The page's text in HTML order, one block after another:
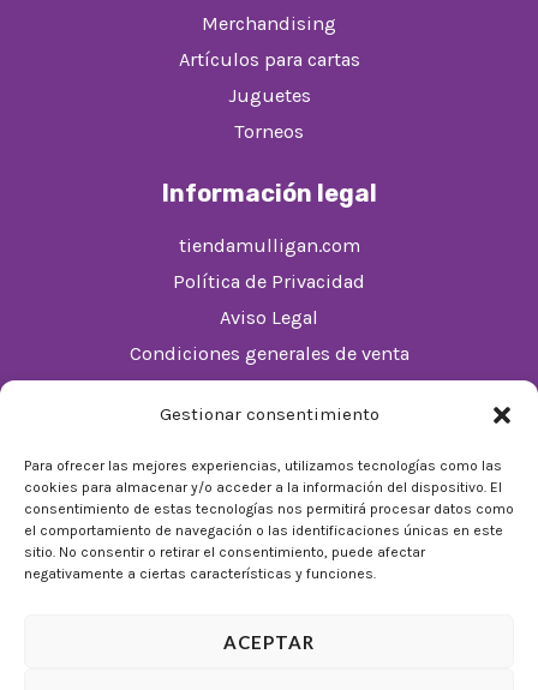
Gestionar consentimiento
Para ofrecer las mejores experiencias, utilizamos tecnologías como las
cookies para almacenar y/o acceder a la información del dispositivo. El
consentimiento de estas tecnologías nos permitirá procesar datos como
el comportamiento de navegación o las identificaciones únicas en este
sitio. No consentir o retirar el consentimiento, puede afectar
negativamente a ciertas características y funciones.
ACEPTAR
Merchandising
Artículos para cartas
Juguetes
Torneos
Información legal
tiendamulligan.com
Política de Privacidad
Aviso Legal
Condiciones generales de venta
De Lunes a Domingos de 10:00 a 22:00
Festivos sujetos al horario del Málaga Factory